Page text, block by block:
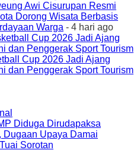
Awi Cisurupan Resmi
Dorong Wisata Berbasis
Warga - 4 hari ago
Cup 2026 Jadi Ajang
dan Penggerak Sport Tourism